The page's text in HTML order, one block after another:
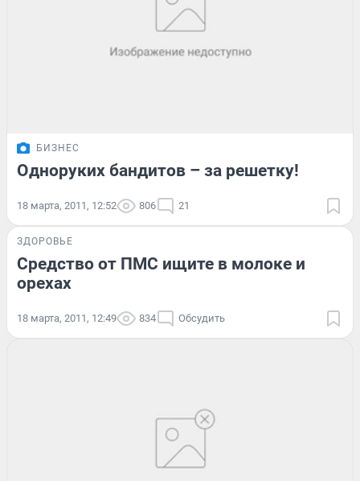
БИЗНЕС
Одноруких бандитов – за решетку!
18 марта, 2011, 12:52 806 21
ЗДОРОВЬЕ
Средство от ПМС ищите в молоке и
орехах
18 марта, 2011, 12:49 834 Обсудить